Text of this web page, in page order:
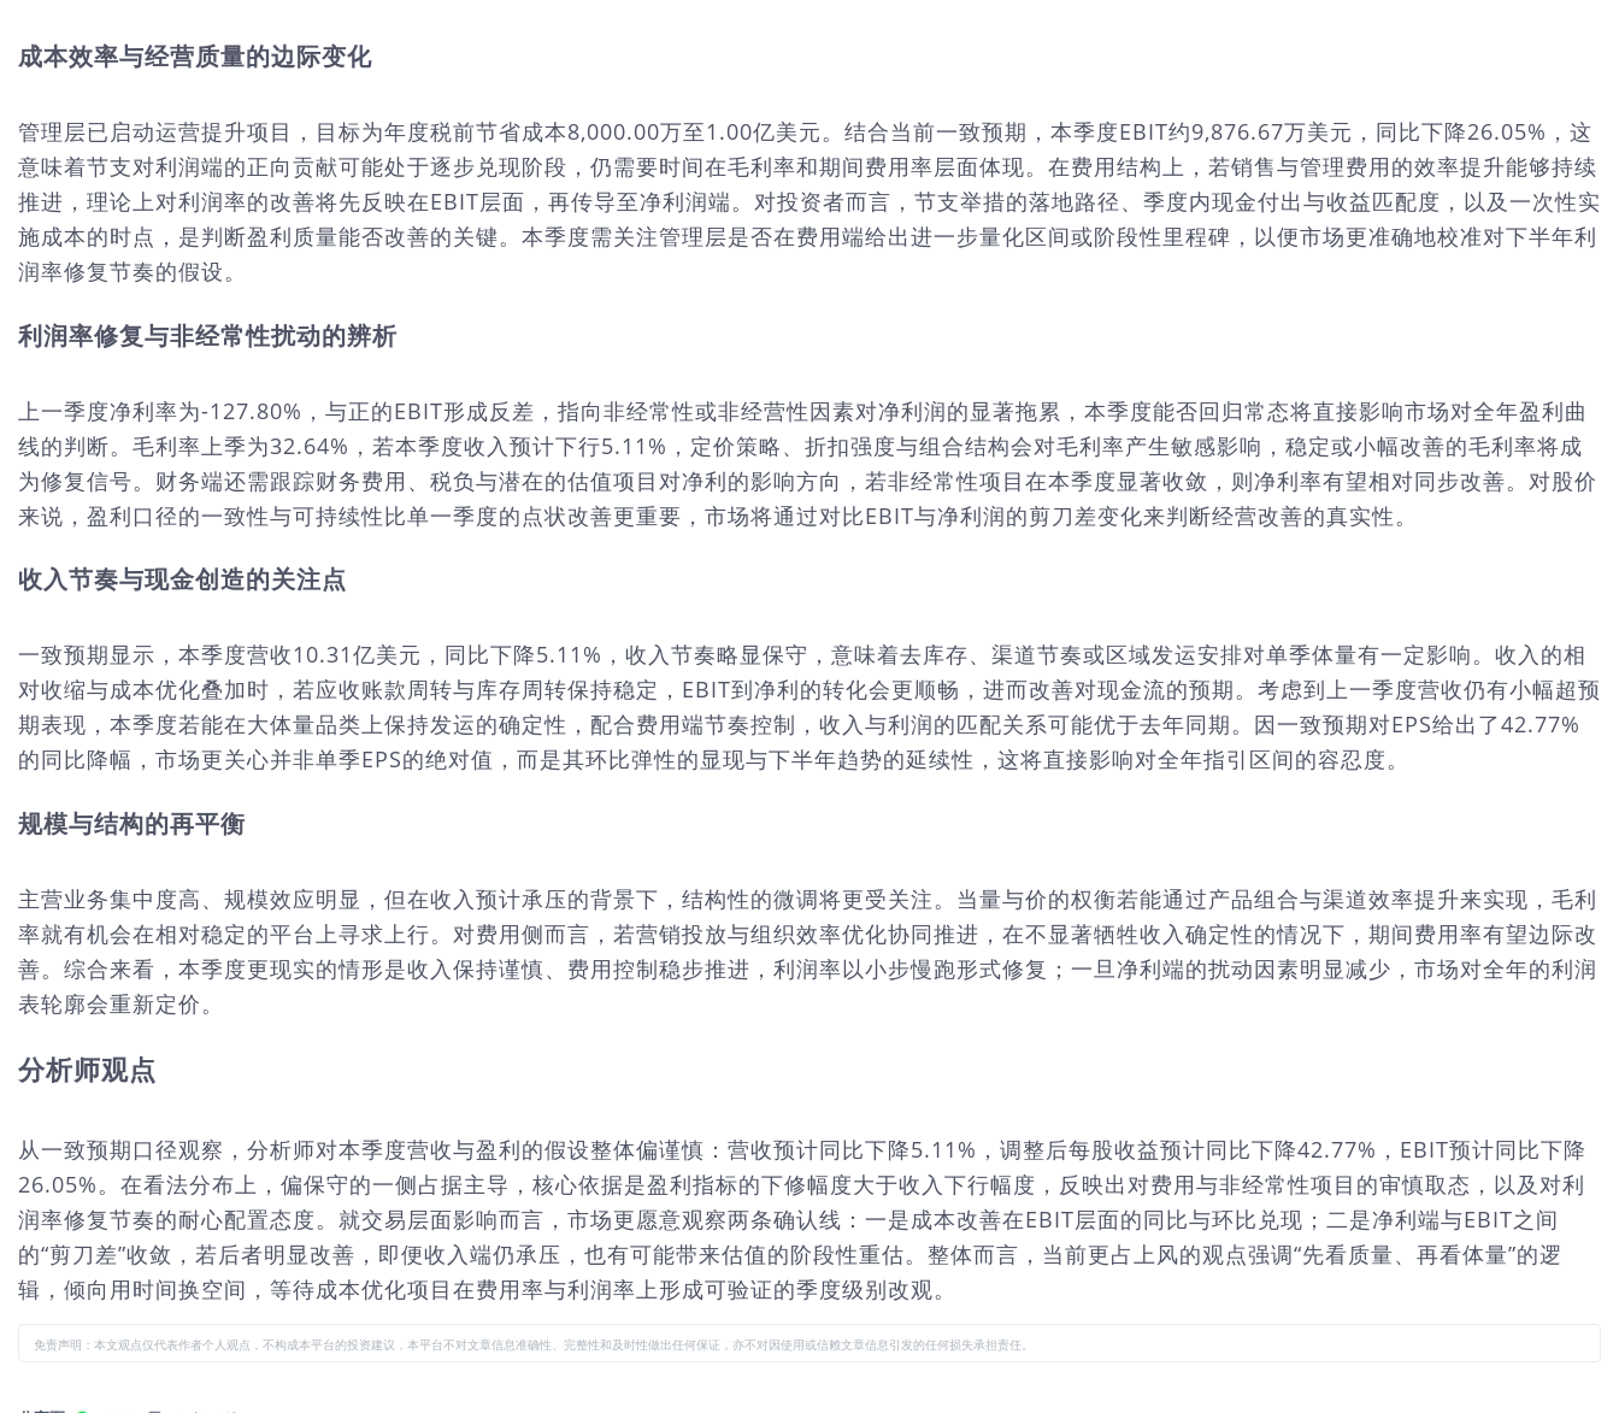
成本效率与经营质量的边际变化
管理层已启动运营提升项目，目标为年度税前节省成本8,000.00万至1.00亿美元。结合当前一致预期，本季度EBIT约9,876.67万美元，同比下降26.05%，这
意味着节支对利润端的正向贡献可能处于逐步兑现阶段，仍需要时间在毛利率和期间费用率层面体现。在费用结构上，若销售与管理费用的效率提升能够持续
推进，理论上对利润率的改善将先反映在EBIT层面，再传导至净利润端。对投资者而言，节支举措的落地路径、季度内现金付出与收益匹配度，以及一次性实
施成本的时点，是判断盈利质量能否改善的关键。本季度需关注管理层是否在费用端给出进一步量化区间或阶段性里程碑，以便市场更准确地校准对下半年利
润率修复节奏的假设。
利润率修复与非经常性扰动的辨析
上一季度净利率为-127.80%，与正的EBIT形成反差，指向非经常性或非经营性因素对净利润的显著拖累，本季度能否回归常态将直接影响市场对全年盈利曲
线的判断。毛利率上季为32.64%，若本季度收入预计下行5.11%，定价策略、折扣强度与组合结构会对毛利率产生敏感影响，稳定或小幅改善的毛利率将成
为修复信号。财务端还需跟踪财务费用、税负与潜在的估值项目对净利的影响方向，若非经常性项目在本季度显著收敛，则净利率有望相对同步改善。对股价
来说，盈利口径的一致性与可持续性比单一季度的点状改善更重要，市场将通过对比EBIT与净利润的剪刀差变化来判断经营改善的真实性。
收入节奏与现金创造的关注点
一致预期显示，本季度营收10.31亿美元，同比下降5.11%，收入节奏略显保守，意味着去库存、渠道节奏或区域发运安排对单季体量有一定影响。收入的相
对收缩与成本优化叠加时，若应收账款周转与库存周转保持稳定，EBIT到净利的转化会更顺畅，进而改善对现金流的预期。考虑到上一季度营收仍有小幅超预
期表现，本季度若能在大体量品类上保持发运的确定性，配合费用端节奏控制，收入与利润的匹配关系可能优于去年同期。因一致预期对EPS给出了42.77%
的同比降幅，市场更关心并非单季EPS的绝对值，而是其环比弹性的显现与下半年趋势的延续性，这将直接影响对全年指引区间的容忍度。
规模与结构的再平衡
主营业务集中度高、规模效应明显，但在收入预计承压的背景下，结构性的微调将更受关注。当量与价的权衡若能通过产品组合与渠道效率提升来实现，毛利
率就有机会在相对稳定的平台上寻求上行。对费用侧而言，若营销投放与组织效率优化协同推进，在不显著牺牲收入确定性的情况下，期间费用率有望边际改
善。综合来看，本季度更现实的情形是收入保持谨慎、费用控制稳步推进，利润率以小步慢跑形式修复；一旦净利端的扰动因素明显减少，市场对全年的利润
表轮廓会重新定价。
分析师观点
从一致预期口径观察，分析师对本季度营收与盈利的假设整体偏谨慎：营收预计同比下降5.11%，调整后每股收益预计同比下降42.77%，EBIT预计同比下降
26.05%。在看法分布上，偏保守的一侧占据主导，核心依据是盈利指标的下修幅度大于收入下行幅度，反映出对费用与非经常性项目的审慎取态，以及对利
润率修复节奏的耐心配置态度。就交易层面影响而言，市场更愿意观察两条确认线：一是成本改善在EBIT层面的同比与环比兑现；二是净利端与EBIT之间
的“剪刀差”收敛，若后者明显改善，即便收入端仍承压，也有可能带来估值的阶段性重估。整体而言，当前更占上风的观点强调“先看质量、再看体量”的逻
辑，倾向用时间换空间，等待成本优化项目在费用率与利润率上形成可验证的季度级别改观。
免责声明：本文观点仅代表作者个人观点，不构成本平台的投资建议，本平台不对文章信息准确性、完整性和及时性做出任何保证，亦不对因使用或信赖文章信息引发的任何损失承担责任。